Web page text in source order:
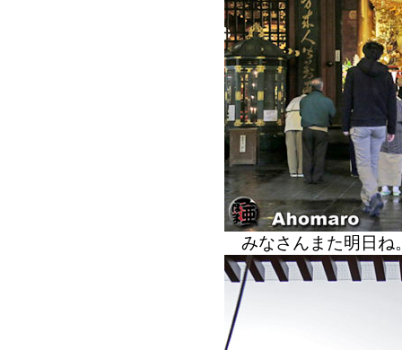
みなさんまた明日ね